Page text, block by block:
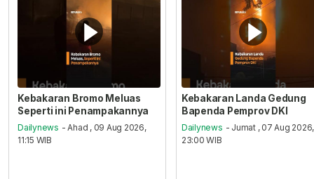
Kebakaran Bromo Meluas
Seperti ini Penampakannya
Dailynews - Ahad , 09 Aug 2026,
11:15 WIB
Kebakaran Landa Gedung
Bapenda Pemprov DKI
Dailynews - Jumat , 07 Aug 2026,
23:00 WIB